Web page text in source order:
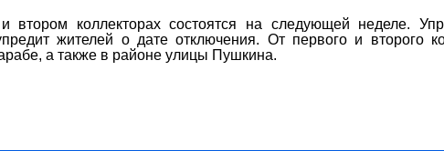
втором коллекторах состоятся на следующей неделе.
жителей о дате отключения. От первого и второго
а также в районе улицы Пушкина.